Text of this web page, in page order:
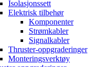
Isolasjonssett
Elektrisk tilbehør
Komponenter
Strømkabler
Signalkabler
Thruster-oppgraderinger
Monteringsverktøy